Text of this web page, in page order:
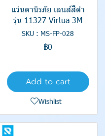
แว่นตานิรภัย เลนส์สีดำ
รุ่น 11327 Virtua 3M
SKU : MS-FP-028
฿0
Add to cart
Wishlist